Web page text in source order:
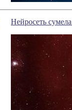
Нейросеть